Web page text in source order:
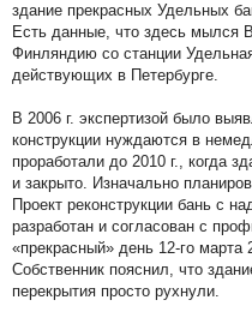
здание прекрасных Удельных
Есть данные, что здесь мылся
Финляндию со станции
действующих в Петербурге.
В 2006 г. экспертизой было
конструкции нуждаются в
проработали до 2010 г., когда
и закрыто. Изначально
Проект реконструкции бань с
разработан и согласован с
«прекрасный» день 12-го марта
Собственник пояснил, что
перекрытия просто рухнули.